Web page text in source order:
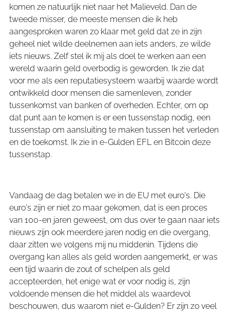
komen ze natuurlijk niet naar het Malieveld. Dan de
tweede misser, de meeste mensen die ik heb
aangesproken waren zo klaar met geld dat ze in zijn
geheel niet wilde deelnemen aan iets anders, ze wilde
iets nieuws. Zelf stel ik mij als doel te werken aan een
wereld waarin geld overbodig is geworden. Ik zie dat
voor me als een reputatiesysteem waarbij waarde wordt
ontwikkeld door mensen die samenleven, zonder
tussenkomst van banken of overheden. Echter, om op
dat punt aan te komen is er een tussenstap nodig, een
tussenstap om aansluiting te maken tussen het verleden
en de toekomst. Ik zie in e-Gulden EFL en Bitcoin deze
tussenstap.
Vandaag de dag betalen we in de EU met euro's. Die
euro's zijn er niet zo maar gekomen, dat is een proces
van 100-en jaren geweest, om dus over te gaan naar iets
nieuws zijn ook meerdere jaren nodig en die overgang,
daar zitten we volgens mij nu middenin. Tijdens die
overgang kan alles als geld worden aangemerkt, er was
een tijd waarin de zout of schelpen als geld
accepteerden, het enige wat er voor nodig is, zijn
voldoende mensen die het middel als waardevol
beschouwen, dus waarom niet e-Gulden? Er zijn zo veel